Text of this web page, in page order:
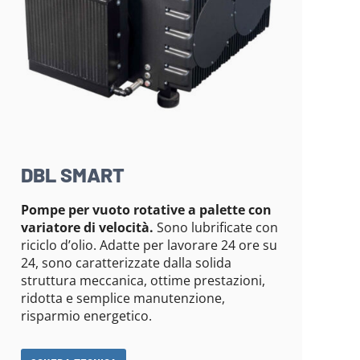
DBL SMART
Pompe per vuoto rotative a palette con
variatore di velocità. Sono lubrificate con
riciclo d’olio. Adatte per lavorare 24 ore su
24, sono caratterizzate dalla solida
struttura meccanica, ottime prestazioni,
ridotta e semplice manutenzione,
risparmio energetico.